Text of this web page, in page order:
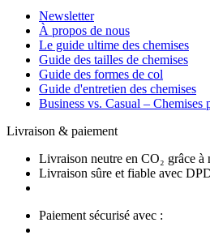
Newsletter
À propos de nous
Le guide ultime des chemises
Guide des tailles de chemises
Guide des formes de col
Guide d'entretien des chemises
Business vs. Casual – Chemises
Livraison & paiement
Livraison neutre en CO₂ grâce à
Livraison sûre et fiable avec
Paiement sécurisé avec :